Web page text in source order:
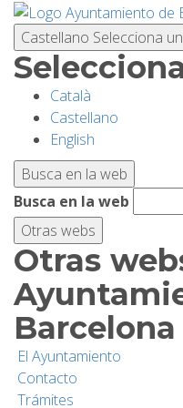
Castellano Selecciona
Català
Castellano
English
Busca en la web
Busca en la web
Otras webs
Otras
Barcelona
El Ayuntamiento
Contacto
Trámites
Pasar
contenido
principal
PLANIFICA TU VISITA
BIODIVERSIDAD
ACTIVIDADES
ESCUELAS
INVESTIGACIÓN/
SOSTENIBILIDAD